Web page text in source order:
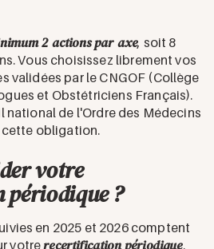
2 actions par axe, soit 8
Vous choisissez librement vos
validées par le CNGOF (Collège
et Obstétriciens Français).
national de l'Ordre des Médecins
obligation.
votre
?
en 2025 et 2026 comptent
votrerecertification périodique.